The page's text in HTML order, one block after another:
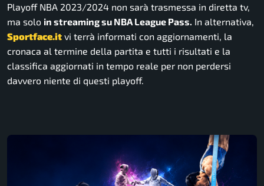
Playoff NBA 2023/2024 non sarà trasmessa in diretta tv,
ma solo in streaming su NBA League Pass. In alternativa,
Sportface.it vi terrà informati con aggiornamenti, la
cronaca al termine della partita e tutti i risultati e la
classifica aggiornati in tempo reale per non perdersi
davvero niente di questi playoff.